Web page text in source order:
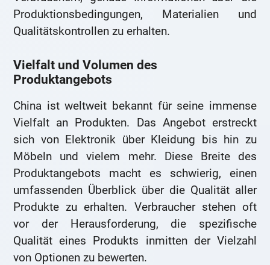
Produktionsbedingungen, Materialien und
Qualitätskontrollen zu erhalten.
Vielfalt und Volumen des
Produktangebots
China ist weltweit bekannt für seine immense
Vielfalt an Produkten. Das Angebot erstreckt
sich von Elektronik über Kleidung bis hin zu
Möbeln und vielem mehr. Diese Breite des
Produktangebots macht es schwierig, einen
umfassenden Überblick über die Qualität aller
Produkte zu erhalten. Verbraucher stehen oft
vor der Herausforderung, die spezifische
Qualität eines Produkts inmitten der Vielzahl
von Optionen zu bewerten.